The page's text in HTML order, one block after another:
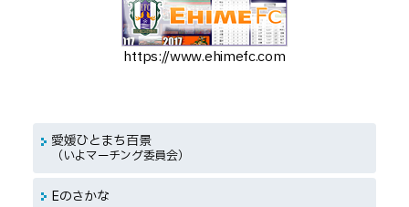
https://www.ehimefc.com
愛媛ひとまち百景
（いよマーチング委員会）
Eのさかな